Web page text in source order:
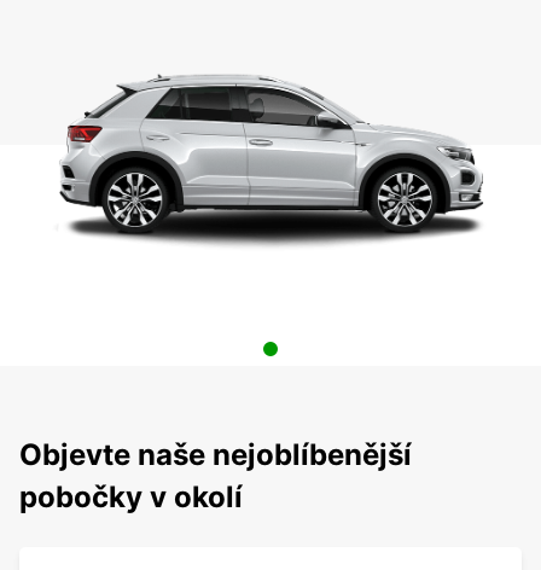
Objevte naše nejoblíbenější
pobočky v okolí